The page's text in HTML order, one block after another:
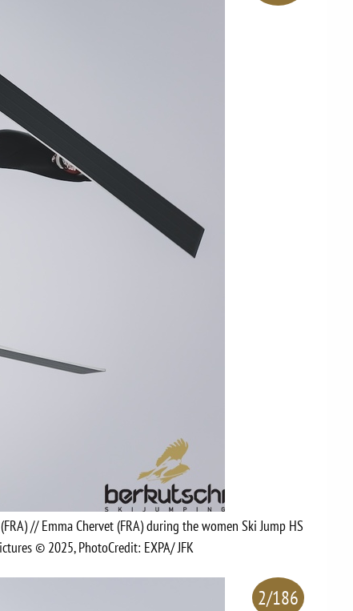
// Emma Chervet (FRA) during the women Ski Jump HS
© 2025, PhotoCredit: EXPA/ JFK
2/186